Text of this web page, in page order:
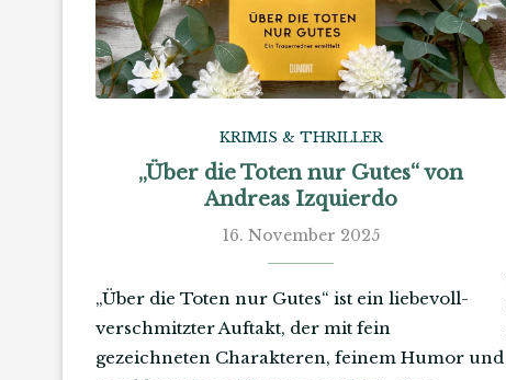
KRIMIS & THRILLER
„Über die Toten nur Gutes“ von
Andreas Izquierdo
16. November 2025
„Über die Toten nur Gutes“ ist ein liebevoll-
verschmitzter Auftakt, der mit fein
gezeichneten Charakteren, feinem Humor und